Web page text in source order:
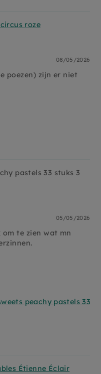
roze
08/05/2026
poezen) zijn er niet
pastels 33 stuks 3
05/05/2026
te zien wat mn
Étienne Éclair